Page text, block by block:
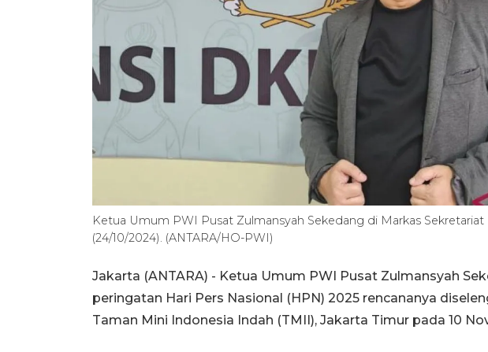
Ketua Umum PWI Pusat Zulmansyah Sekedang di Markas Sekretariat
(24/10/2024). (ANTARA/HO-PWI)
Jakarta (ANTARA) - Ketua Umum PWI Pusat Zulmansyah
peringatan Hari Pers Nasional (HPN) 2025 rencananya
Taman Mini Indonesia Indah (TMII), Jakarta Timur pada 10